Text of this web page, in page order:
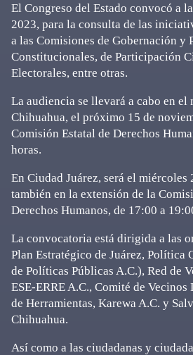
El Congreso del Estado convocó a
2023, para la consulta de las
a las Comisiones de Gobernación y
Constitucionales, de Participación
Electorales, entre otras.
La audiencia se llevará a cabo en el
Chihuahua, el próximo 15 de
Comisión Estatal de Derechos
horas.
En Ciudad Juárez, será el miércoles
también en la extensión de la
Derechos Humanos, de 17:00 a
La convocatoria está dirigida a las
Plan Estratégico de Juárez, Política
de Políticas Públicas A.C.), Red de
ESE-ERRE A.C., Comité de Vecinos
de Herramientas, Karewa A.C. y
Chihuahua.
Así como a las ciudadanas y